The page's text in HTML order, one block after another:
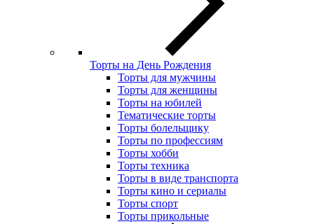
Торты на День Рождения
Торты для мужчины
Торты для женщины
Торты на юбилей
Тематические торты
Торты болельщику
Торты по профессиям
Торты хобби
Торты техника
Торты в виде транспорта
Торты кино и сериалы
Торты спорт
Торты прикольные